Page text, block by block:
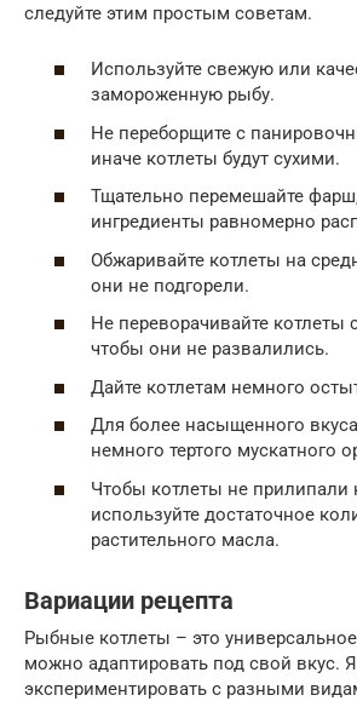
следуйте этим простым советам.
Используйте свежую или
замороженную рыбу.
Не переборщите с
иначе котлеты будут сухими.
Тщательно перемешайте
ингредиенты равномерно
Обжаривайте котлеты на
они не подгорели.
Не переворачивайте котлеты
чтобы они не развалились.
Дайте котлетам немного
Для более насыщенного
немного тертого мускатного
Чтобы котлеты не прилипали
используйте достаточное
растительного масла.
Вариации рецепта
Рыбные котлеты – это
можно адаптировать под свой вкус.
экспериментировать с разными